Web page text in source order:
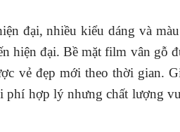
đại, nhiều kiểu dáng và
hiện đại. Bề mặt film vân gỗ
vẻ đẹp mới theo thời gian.
hợp lý nhưng chất lượng